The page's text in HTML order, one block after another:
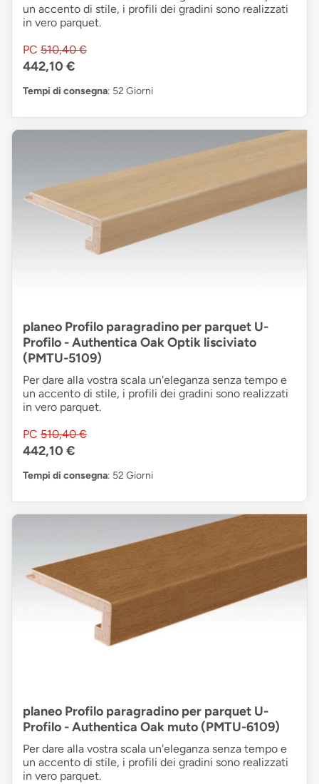
un accento di stile, i profili dei gradini sono realizzati
in vero parquet.
PC 510,40 €
442,10 €
Tempi di consegna: 52 Giorni
planeo Profilo paragradino per parquet U-
Profilo - Authentica Oak Optik lisciviato
(PMTU-5109)
Per dare alla vostra scala un'eleganza senza tempo e
un accento di stile, i profili dei gradini sono realizzati
in vero parquet.
PC 510,40 €
442,10 €
Tempi di consegna: 52 Giorni
planeo Profilo paragradino per parquet U-
Profilo - Authentica Oak muto (PMTU-6109)
Per dare alla vostra scala un'eleganza senza tempo e
un accento di stile, i profili dei gradini sono realizzati
in vero parquet.